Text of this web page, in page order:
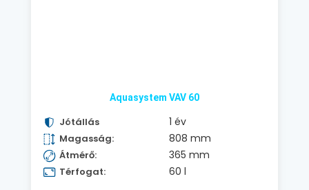
Aquasystem VAV 60
Jótállás 1 év
Magasság: 808 mm
Átmérő: 365 mm
Térfogat: 60 l